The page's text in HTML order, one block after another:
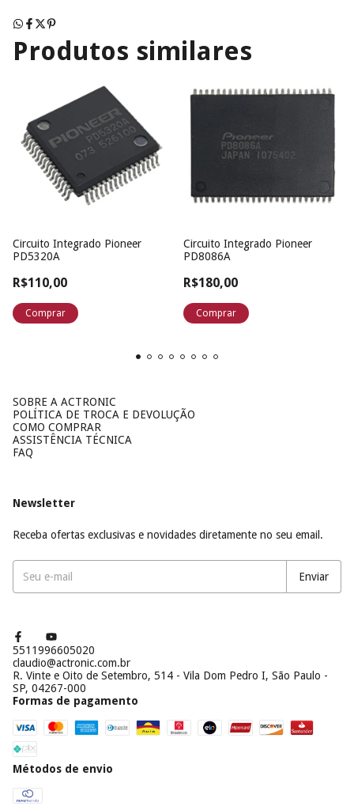
Produtos similares
Circuito Integrado Pioneer
PD5320A
R$110,00
Circuito Integrado Pioneer
PD8086A
R$180,00
SOBRE A ACTRONIC
POLÍTICA DE TROCA E DEVOLUÇÃO
COMO COMPRAR
ASSISTÊNCIA TÉCNICA
FAQ
Newsletter
Receba ofertas exclusivas e novidades diretamente no seu email.
5511996605020
claudio@actronic.com.br
R. Vinte e Oito de Setembro, 514 - Vila Dom Pedro I, São Paulo -
SP, 04267-000
Formas de pagamento
Métodos de envio